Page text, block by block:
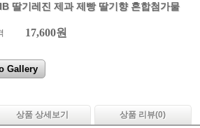
딸기레진 제과 제빵 딸기향 혼합첨가물
17,600원
Gallery
상품 상세보기 상품 리뷰(0)